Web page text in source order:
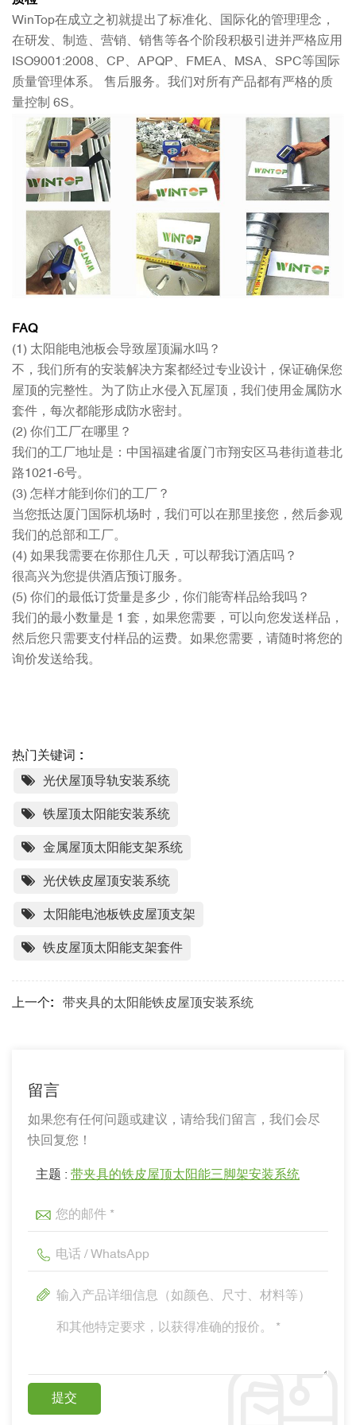
WinTop在成立之初就提出了标准化、国际化的管理理念，
在研发、制造、营销、销售等各个阶段积极引进并严格应用
ISO9001:2008、CP、APQP、FMEA、MSA、SPC等国际
质量管理体系。 售后服务。我们对所有产品都有严格的质
量控制 6S。
FAQ
(1) 太阳能电池板会导致屋顶漏水吗？
不，我们所有的安装解决方案都经过专业设计，保证确保您
屋顶的完整性。为了防止水侵入瓦屋顶，我们使用金属防水
套件，每次都能形成防水密封。
(2) 你们工厂在哪里？
我们的工厂地址是：中国福建省厦门市翔安区马巷街道巷北
路1021-6号。
(3) 怎样才能到你们的工厂？
当您抵达厦门国际机场时，我们可以在那里接您，然后参观
我们的总部和工厂。
(4) 如果我需要在你那住几天，可以帮我订酒店吗？
很高兴为您提供酒店预订服务。
(5) 你们的最低订货量是多少，你们能寄样品给我吗？
我们的最小数量是 1 套，如果您需要，可以向您发送样品，
然后您只需要支付样品的运费。如果您需要，请随时将您的
询价发送给我。
热门关键词 :
光伏屋顶导轨安装系统
铁屋顶太阳能安装系统
金属屋顶太阳能支架系统
光伏铁皮屋顶安装系统
太阳能电池板铁皮屋顶支架
铁皮屋顶太阳能支架套件
上一个: 带夹具的太阳能铁皮屋顶安装系统
留言
如果您有任何问题或建议，请给我们留言，我们会尽
快回复您！
主题 : 带夹具的铁皮屋顶太阳能三脚架安装系统